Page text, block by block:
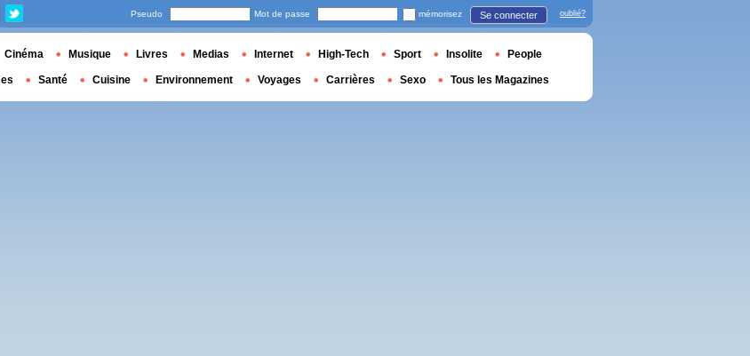
Pseudo Mot de passe mémorisez Se connecter oublié?
Cinéma Musique Livres Medias Internet High-Tech Sport Insolite People
Santé Cuisine Environnement Voyages Carrières Sexo Tous les Magazines